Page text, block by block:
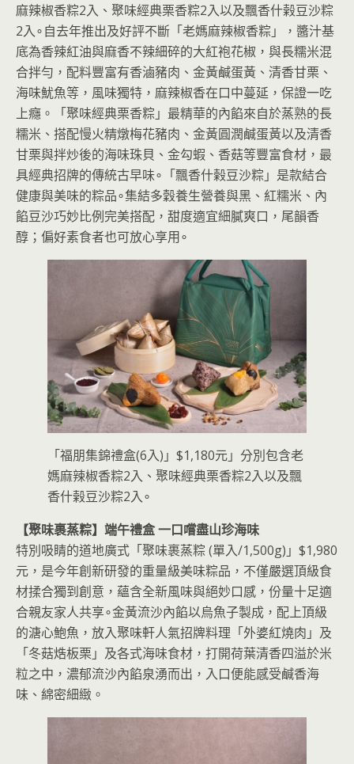
麻辣椒香粽2入、聚味經典栗香粽2入以及飄香什榖豆沙粽
2入∘自去年推出及好評不斷「老媽麻辣椒香粽」，醬汁基
底為香辣紅油與麻香不辣細碎的大紅袍花椒，與長糯米混
合拌勻，配料豐富有香滷豬肉、金黃鹹蛋黃、清香甘栗、
海味魷魚等，風味獨特，麻辣椒香在口中蔓延，保證一吃
上癮。「聚味經典栗香粽」最精華的內餡來自於蒸熟的長
糯米、搭配慢火精燉梅花豬肉、金黃圓潤鹹蛋黃以及清香
甘栗與拌炒後的海味珠貝、金勾蝦、香菇等豐富食材，最
具經典招牌的傳統古早味∘「飄香什榖豆沙粽」是款結合
健康與美味的粽品∘集結多穀養生營養與黑、紅糯米、內
餡豆沙巧妙比例完美搭配，甜度適宜細膩爽口，尾韻香
醇；偏好素食者也可放心享用∘
「福朋集錦禮盒(6入)」$1,180元」分別包含老
媽麻辣椒香粽2入、聚味經典栗香粽2入以及飄
香什榖豆沙粽2入∘
【聚味裹蒸粽】端午禮盒 一口嚐盡山珍海味
特別吸睛的道地廣式「聚味裹蒸粽 (單入/1,500g)」$1,980
元，是今年創新研發的重量級美味粽品，不僅嚴選頂級食
材揉合獨到創意，蘊含全新風味與絕妙口感，份量十足適
合親友家人共享∘金黃流沙內餡以烏魚子製成，配上頂級
的溏心鮑魚，放入聚味軒人氣招牌料理「外婆紅燒肉」及
「冬菇焅板栗」及各式海味食材，打開荷葉清香四溢於米
粒之中，濃郁流沙內餡泉湧而出，入口便能感受鹹香海
味、綿密細緻。